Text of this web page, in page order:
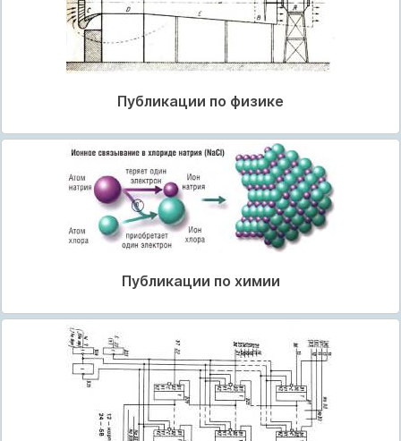
Публикации по физике
Публикации по химии